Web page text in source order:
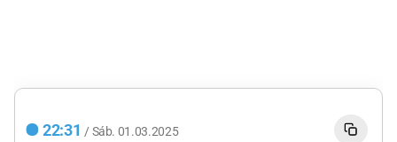
22:31 / Sáb. 01.03.2025